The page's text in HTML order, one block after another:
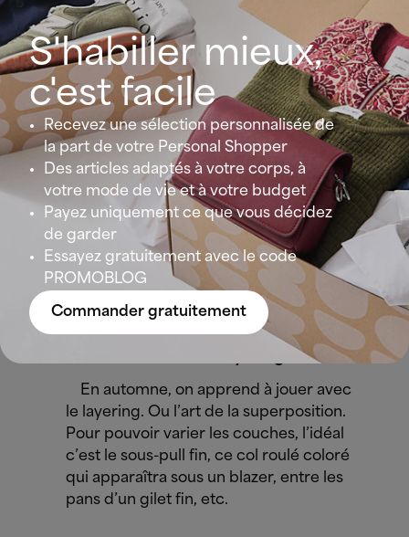
avoir l’air. Idéal sous un gilet épais, un
blazer, en base de layering, etc.
Revisitez votre classique
Lachemise blancheà rayures est un
vrai classique que vous devez toujours
avoir sous la main en cas de doute. À
porter cintrée et bien ajustée pour une
réunion sérieuse… ou comme une veste,
ouverte sur un basique neutre. Pourquoi
pas !
En automne, on apprend à jouer avec
le layering. Ou l’art de la superposition.
Pour pouvoir varier les couches, l’idéal
c’est le sous-pull fin, ce col roulé coloré
qui apparaîtra sous un blazer, entre les
pans d’un gilet fin, etc.
S'habiller mieux,
c'est facile
Recevez une sélection personnalisée de
la part de votre Personal Shopper
Des articles adaptés à votre corps, à
votre mode de vie et à votre budget
Payez uniquement ce que vous décidez
de garder
Essayez gratuitement avec le code
PROMOBLOG
Commander gratuitement